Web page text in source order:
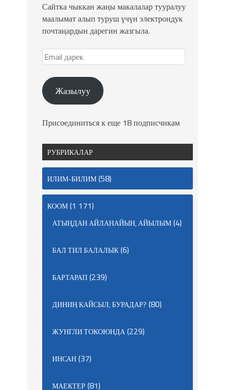
Сайтка чыккан жаңы макалалар тууралуу
маалымат алып туруш үчүн электрондук
почтаңардын дарегин жазгыла.
Жазылуу
Присоединиться к еще 18 подписчикам
РУБРИКАЛАР
ИЛИМ-БИЛИМ(58)
КООМ(1 171)
АТЫҢДАН АЙЛАНАЙЫН, АЙЫЛЫМ(4)
БАЛ ТИЛ БАЛАЛЫК(6)
БАРТАРАП(239)
ДИНИҢ КАЙСЫЛ, БУРАДАР? (80)
ЖУНГЛИ ТОКОЮНДА(229)
ИНСАН(37)
МАЕКТЕР(81)